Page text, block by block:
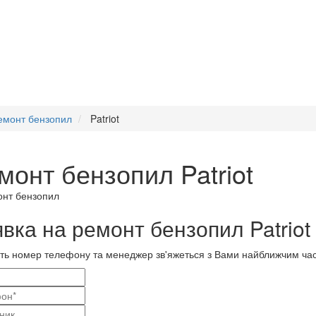
бензопил
Patriot
бензопил Patriot
на ремонт бензопил Patriot
номер телефону та менеджер зв'яжеться з Вами найближчим